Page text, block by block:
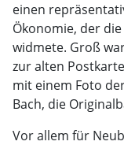
einen
Ökonomie, der
widmete. Groß
zur alten
mit einem Foto
Bach, die
Vor allem für